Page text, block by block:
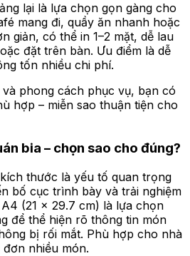
lại là lựa chọn gọn gàng cho
mang đi, quầy ăn nhanh hoặc
giản, có thể in 1–2 mặt, dễ lau
đặt trên bàn. Ưu điểm là dễ
tốn nhiều chi phí.
phong cách phục vụ, bạn có
hợp – miễn sao thuận tiện cho
bia – chọn sao cho đúng?
thước là yếu tố quan trọng
bố cục trình bày và trải nghiệm
(21 x 29.7 cm) là lựa chọn
để thể hiện rõ thông tin món
bị rối mắt. Phù hợp cho nhà
nhiều món.